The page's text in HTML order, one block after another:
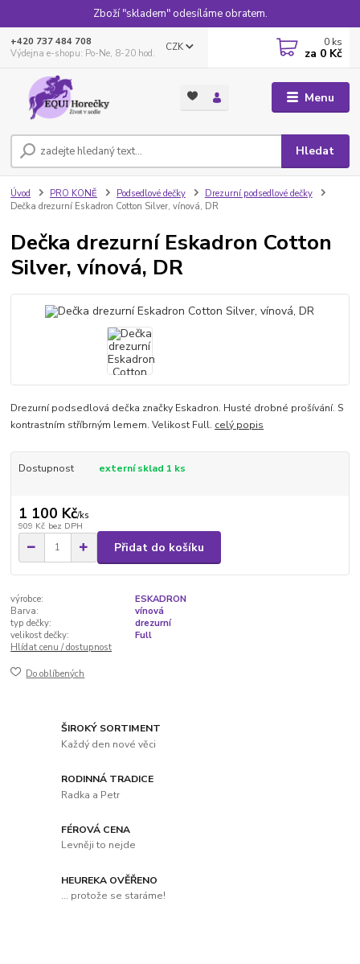
Zboží "skladem" odesíláme obratem.
Menu
CZK
Hledat
+420 737 484 708
Výdejna e-shopu: Po-Ne, 8-20 hod.
0 ks
za 0 Kč
Úvod PRO KONĚ Podsedlové dečky
Drezurní podsedlové dečky
Dečka drezurní Eskadron Cotton Silver, vínová, DR
Dečka drezurní Eskadron Cotton
Silver, vínová, DR
Drezurní podsedlová dečka značky Eskadron. Husté drobné prošívání. S
kontrastním stříbrným lemem. Velikost Full. celý popis
Dostupnost externí sklad 1 ks
1 100 Kč/ks
909 Kč bez DPH
Přidat do košíku
výrobce:
ESKADRON
Barva:
vínová
typ dečky:
drezurní
velikost dečky:
Full
Hlídat cenu / dostupnost
Do oblíbených
ŠIROKÝ SORTIMENT
Každý den nové věci
RODINNÁ TRADICE
Radka a Petr
FÉROVÁ CENA
Levněji to nejde
HEUREKA OVĚŘENO
... protože se staráme!